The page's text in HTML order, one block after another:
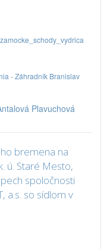
- Záhradník Branislav
Plavuchová
bremena na
ú. Staré Mesto,
spoločnosti
a.s. so sídlom v